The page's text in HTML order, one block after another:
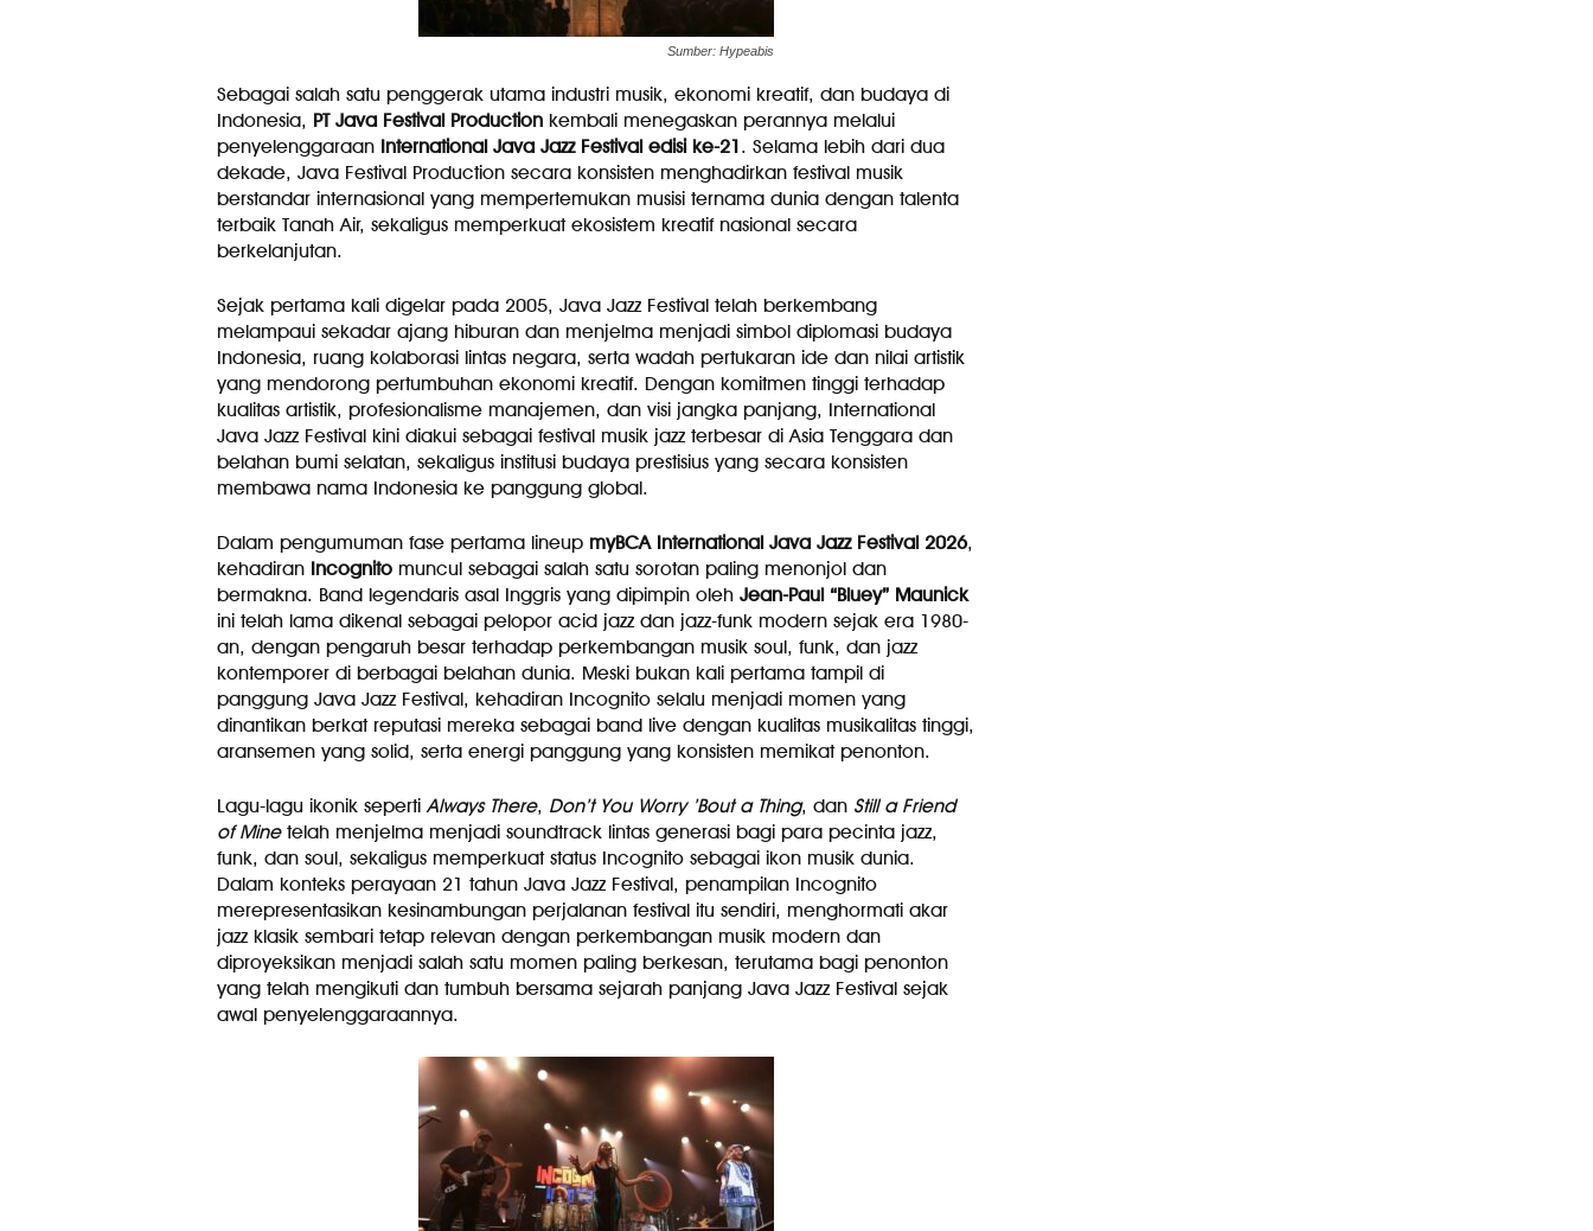
Sumber: Hypeabis
Sebagai salah satu penggerak utama industri musik, ekonomi kreatif, dan budaya di
Indonesia, PT Java Festival Productionkembali menegaskan perannya melalui
penyelenggaraan International Java Jazz Festival edisi ke-21. Selama lebih dari dua
dekade, Java Festival Production secara konsisten menghadirkan festival musik
berstandar internasional yang mempertemukan musisi ternama dunia dengan talenta
terbaik Tanah Air, sekaligus memperkuat ekosistem kreatif nasional secara
berkelanjutan.
Sejak pertama kali digelar pada 2005, Java Jazz Festival telah berkembang
melampaui sekadar ajang hiburan dan menjelma menjadi simbol diplomasi budaya
Indonesia, ruang kolaborasi lintas negara, serta wadah pertukaran ide dan nilai artistik
yang mendorong pertumbuhan ekonomi kreatif. Dengan komitmen tinggi terhadap
kualitas artistik, profesionalisme manajemen, dan visi jangka panjang, International
Java Jazz Festival kini diakui sebagai festival musik jazz terbesar di Asia Tenggara dan
belahan bumi selatan, sekaligus institusi budaya prestisius yang secara konsisten
membawa nama Indonesia ke panggung global.
Dalam pengumuman fase pertama lineup myBCA International Java Jazz Festival 2026,
kehadiran Incognitomuncul sebagai salah satu sorotan paling menonjol dan
bermakna. Band legendaris asal Inggris yang dipimpin oleh Jean-Paul “Bluey” Maunick
ini telah lama dikenal sebagai pelopor acid jazz dan jazz-funk modern sejak era 1980-
an, dengan pengaruh besar terhadap perkembangan musik soul, funk, dan jazz
kontemporer di berbagai belahan dunia. Meski bukan kali pertama tampil di
panggung Java Jazz Festival, kehadiran Incognito selalu menjadi momen yang
dinantikan berkat reputasi mereka sebagai band live dengan kualitas musikalitas tinggi,
aransemen yang solid, serta energi panggung yang konsisten memikat penonton.
Lagu-lagu ikonik sepertiAlways There, Don’t You Worry ’Bout a Thing, dan Still a Friend
of Minetelah menjelma menjadi soundtrack lintas generasi bagi para pecinta jazz,
funk, dan soul, sekaligus memperkuat status Incognito sebagai ikon musik dunia.
Dalam konteks perayaan 21 tahun Java Jazz Festival, penampilan Incognito
merepresentasikan kesinambungan perjalanan festival itu sendiri, menghormati akar
jazz klasik sembari tetap relevan dengan perkembangan musik modern dan
diproyeksikan menjadi salah satu momen paling berkesan, terutama bagi penonton
yang telah mengikuti dan tumbuh bersama sejarah panjang Java Jazz Festival sejak
awal penyelenggaraannya.